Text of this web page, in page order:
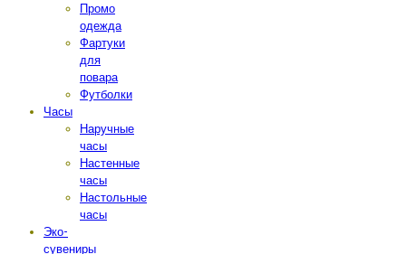
Промо
одежда
Фартуки
для
повара
Футболки
Часы
Наручные
часы
Настенные
часы
Настольные
часы
Эко-
сувениры